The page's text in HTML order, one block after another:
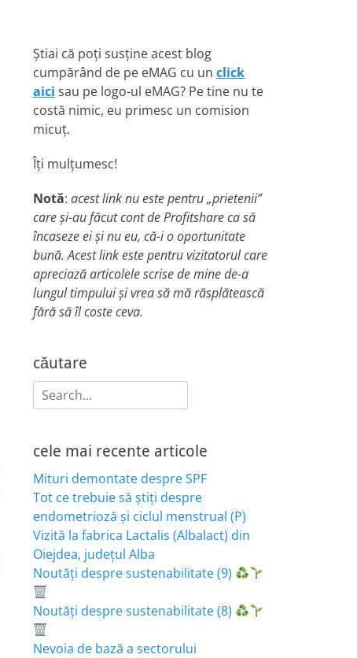
Știai că poți susține acest blog
cumpărând de pe eMAG cu un click
aici sau pe logo-ul eMAG? Pe tine nu te
costă nimic, eu primesc un comision
micuț.
Îți mulțumesc!
Notă: acest link nu este pentru „prietenii”
care și-au făcut cont de Profitshare ca să
încaseze ei și nu eu, că-i o oportunitate
bună. Acest link este pentru vizitatorul care
apreciază articolele scrise de mine de-a
lungul timpului și vrea să mă răsplătească
fără să îl coste ceva.
căutare
Search
for:
cele mai recente articole
Mituri demontate despre SPF
Tot ce trebuie să știți despre
endometrioză și ciclul menstrual (P)
Vizită la fabrica Lactalis (Albalact) din
Oiejdea, județul Alba
Noutăți despre sustenabilitate (9)
Noutăți despre sustenabilitate (8)
Nevoia de bază a sectorului